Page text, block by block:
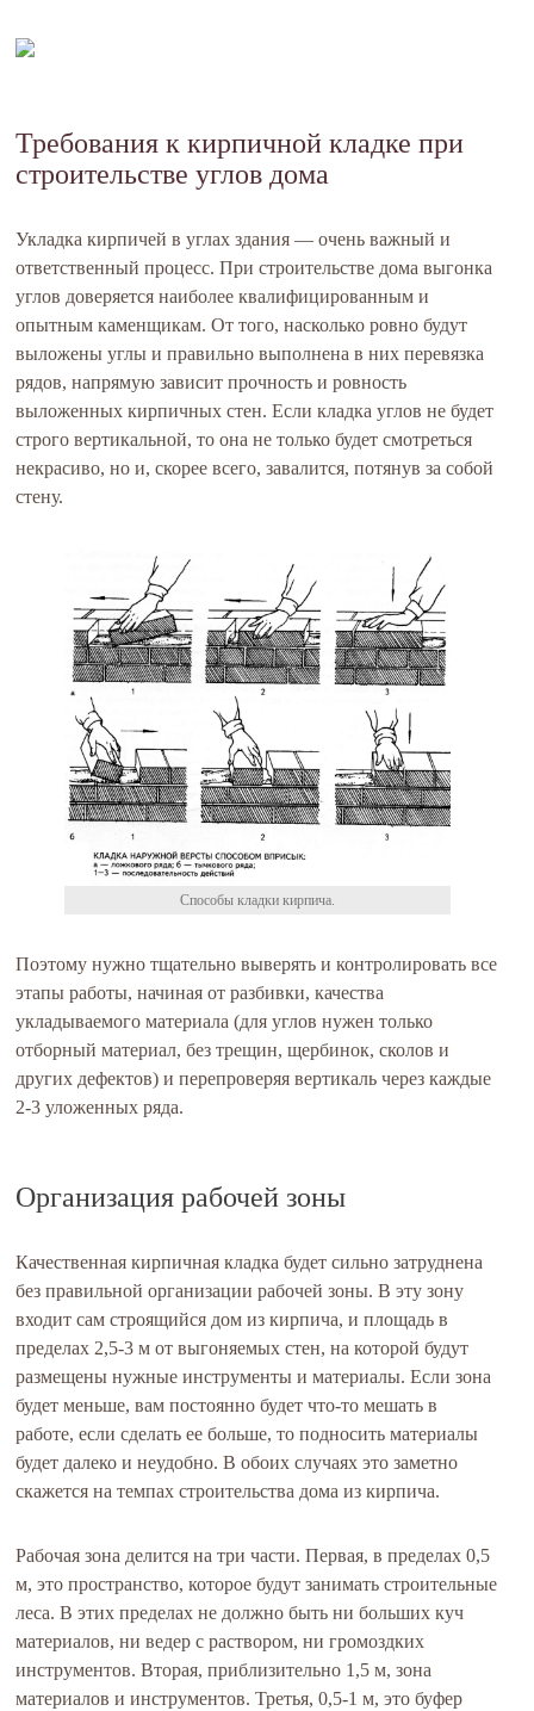
Требования к кирпичной кладке при
строительстве углов дома
Укладка кирпичей в углах здания — очень важный и
ответственный процесс. При строительстве дома выгонка
углов доверяется наиболее квалифицированным и
опытным каменщикам. От того, насколько ровно будут
выложены углы и правильно выполнена в них перевязка
рядов, напрямую зависит прочность и ровность
выложенных кирпичных стен. Если кладка углов не будет
строго вертикальной, то она не только будет смотреться
некрасиво, но и, скорее всего, завалится, потянув за собой
стену.
Способы кладки кирпича.
Поэтому нужно тщательно выверять и контролировать все
этапы работы, начиная от разбивки, качества
укладываемого материала (для углов нужен только
отборный материал, без трещин, щербинок, сколов и
других дефектов) и перепроверяя вертикаль через каждые
2-3 уложенных ряда.
Организация рабочей зоны
Качественная кирпичная кладка будет сильно затруднена
без правильной организации рабочей зоны. В эту зону
входит сам строящийся дом из кирпича, и площадь в
пределах 2,5-3 м от выгоняемых стен, на которой будут
размещены нужные инструменты и материалы. Если зона
будет меньше, вам постоянно будет что-то мешать в
работе, если сделать ее больше, то подносить материалы
будет далеко и неудобно. В обоих случаях это заметно
скажется на темпах строительства дома из кирпича.
Рабочая зона делится на три части. Первая, в пределах 0,5
м, это пространство, которое будут занимать строительные
леса. В этих пределах не должно быть ни больших куч
материалов, ни ведер с раствором, ни громоздких
инструментов. Вторая, приблизительно 1,5 м, зона
материалов и инструментов. Третья, 0,5-1 м, это буфер